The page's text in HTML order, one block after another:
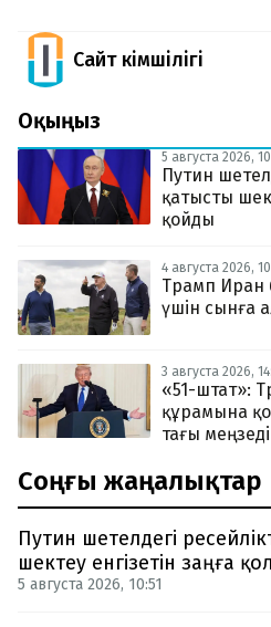
Сайт Әкімшілігі
Оқыңыз
5 августа 2026,
Путин
қатысты
қойды
4 августа 2026,
Трамп Иран
үшін сынға
3 августа 2026,
«51-штат»:
құрамына
тағы меңзеді
Соңғы жаңалықтар
Путин шетелдегі
шектеу енгізетін заңға
5 августа 2026, 10:51